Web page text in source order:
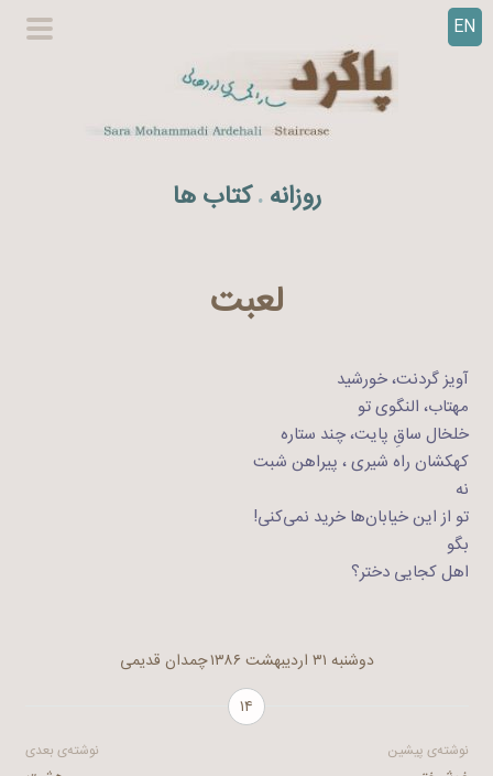
EN
روزانه . کتاب ها
لعبت
آویز گردنت، خورشید
مهتاب، النگوی تو
خلخال ساقِ پایت، چند ستاره
کهکشان راه شیری ، پیراهن شبت
نه
تو از این خیابان‌ها خرید نمی‌کنی!
بگو
اهل کجایی دختر؟
دوشنبه ۳۱ اردیبهشت ۱۳۸۶
چمدان قدیمی
۱۴
راهبری
نوشته‌ی پیشین نوشته‌ی بعدی